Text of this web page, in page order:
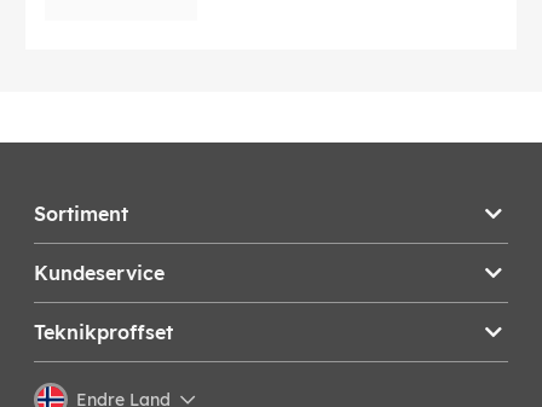
Sortiment
Kundeservice
Teknikproffset
Endre Land